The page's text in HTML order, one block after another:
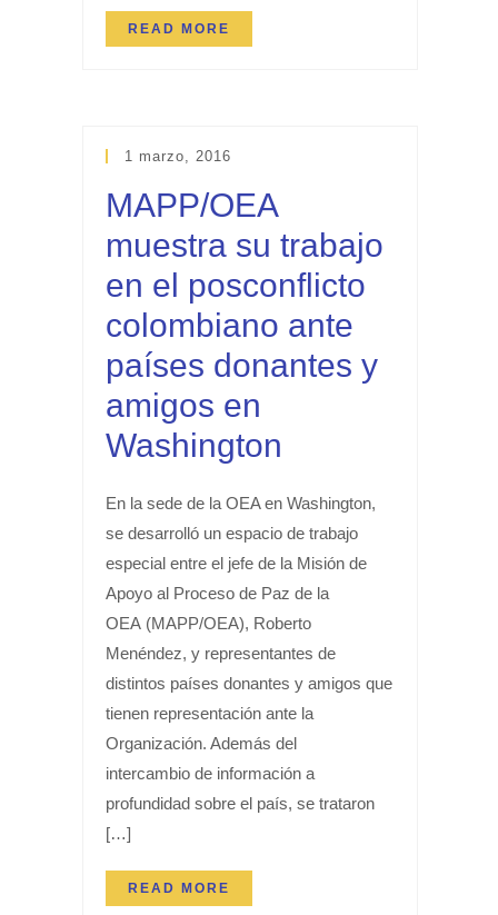
READ MORE
1 marzo, 2016
MAPP/OEA
muestra su trabajo
en el posconflicto
colombiano ante
países donantes y
amigos en
Washington
En la sede de la OEA en Washington,
se desarrolló un espacio de trabajo
especial entre el jefe de la Misión de
Apoyo al Proceso de Paz de la
OEA (MAPP/OEA), Roberto
Menéndez, y representantes de
distintos países donantes y amigos que
tienen representación ante la
Organización. Además del
intercambio de información a
profundidad sobre el país, se trataron
[…]
READ MORE